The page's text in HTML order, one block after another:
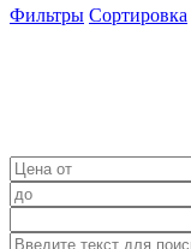
Фильтры Сортировка